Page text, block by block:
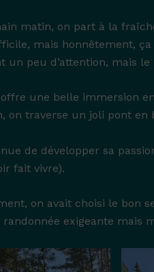
matin, on part à la
mais honnêtement, ça
un peu d’attention, mais
une belle immersion
on traverse un joli pont en
de développer sa
fait vivre).
on avait choisi le bon
randonnée exigeante mais